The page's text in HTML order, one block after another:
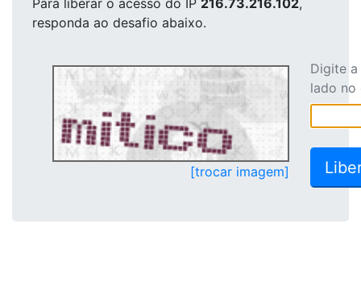
Para liberar o acesso do IP 216.73.216.102,
responda ao desafio abaixo.
[trocar imagem]
Digite
lado no